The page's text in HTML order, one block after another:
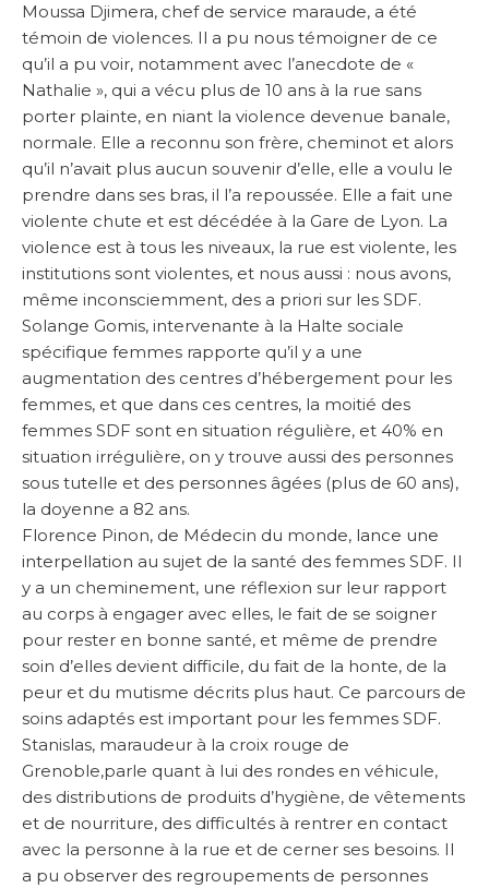
Moussa Djimera, chef de service maraude, a été
témoin de violences. Il a pu nous témoigner de ce
qu’il a pu voir, notamment avec l’anecdote de «
Nathalie », qui a vécu plus de 10 ans à la rue sans
porter plainte, en niant la violence devenue banale,
normale. Elle a reconnu son frère, cheminot et alors
qu’il n’avait plus aucun souvenir d’elle, elle a voulu le
prendre dans ses bras, il l’a repoussée. Elle a fait une
violente chute et est décédée à la Gare de Lyon. La
violence est à tous les niveaux, la rue est violente, les
institutions sont violentes, et nous aussi : nous avons,
même inconsciemment, des a priori sur les SDF.
Solange Gomis, intervenante à la Halte sociale
spécifique femmes rapporte qu’il y a une
augmentation des centres d’hébergement pour les
femmes, et que dans ces centres, la moitié des
femmes SDF sont en situation régulière, et 40% en
situation irrégulière, on y trouve aussi des personnes
sous tutelle et des personnes âgées (plus de 60 ans),
la doyenne a 82 ans.
Florence Pinon, de Médecin du monde, lance une
interpellation au sujet de la santé des femmes SDF. Il
y a un cheminement, une réflexion sur leur rapport
au corps à engager avec elles, le fait de se soigner
pour rester en bonne santé, et même de prendre
soin d’elles devient difficile, du fait de la honte, de la
peur et du mutisme décrits plus haut. Ce parcours de
soins adaptés est important pour les femmes SDF.
Stanislas, maraudeur à la croix rouge de
Grenoble,parle quant à lui des rondes en véhicule,
des distributions de produits d’hygiène, de vêtements
et de nourriture, des difficultés à rentrer en contact
avec la personne à la rue et de cerner ses besoins. Il
a pu observer des regroupements de personnes